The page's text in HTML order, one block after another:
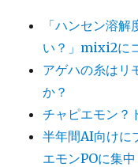
「ハンセン溶
い？」mixi2に
アゲハの糸はリ
か？
チャピエモン？
半年間AI向けに
エモンPOに集中